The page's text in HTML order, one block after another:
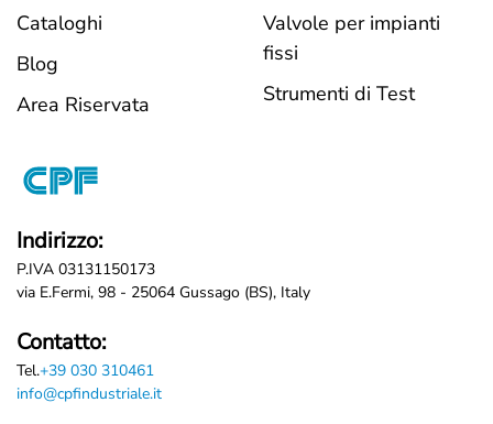
Indirizzo:
P.IVA 03131150173
via E.Fermi, 98 - 25064 Gussago (BS), Italy
Contatto:
Tel.+39 030 310461
info@cpfindustriale.it
Cataloghi
Blog
Area Riservata
Valvole per impianti
fissi
Strumenti di Test